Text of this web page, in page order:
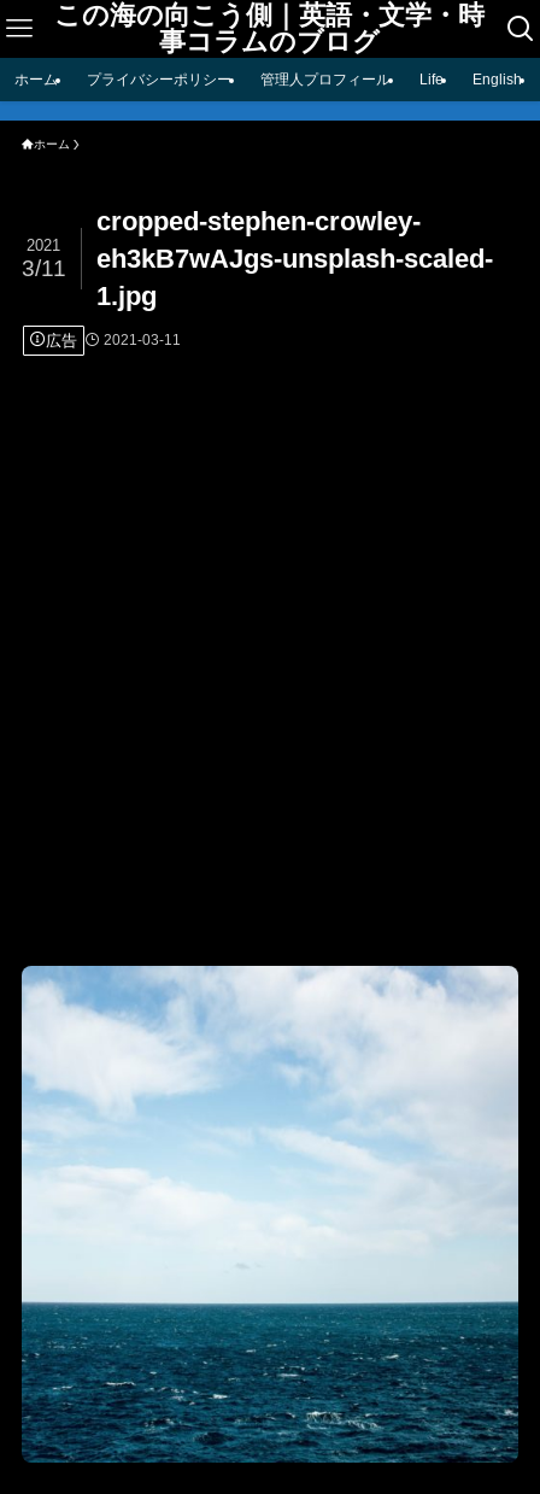
この海の向こう側｜英語・文学・時
事コラムのブログ
ホーム プライバシーポリシー 管理人プロフィール Life English
ホーム
cropped-stephen-crowley-
eh3kB7wAJgs-unsplash-scaled-
1.jpg
2021
3/11
広告 2021-03-11